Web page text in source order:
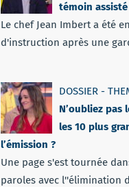
témoin assisté
Le chef Jean Imbert a été
d'instruction après une
DOSSIER -
N’oubliez pas
les 10 plus
l’émission ?
Une page s'est tournée
paroles avec l''élimination